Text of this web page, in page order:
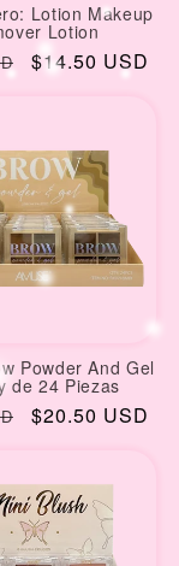
Lotion Makeup
Lotion
Sale
$14.50 USD
Powder And Gel
de 24 Piezas
Sale
$20.50 USD